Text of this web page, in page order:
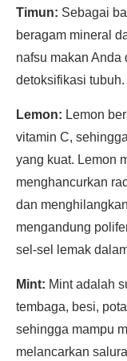
Timun: Sebagai
beragam mineral
nafsu makan Anda
detoksifikasi tubuh.
Lemon: Lemon
vitamin C,
yang kuat. Lemon
menghancurkan
dan
mengandung
sel-sel lemak
Mint: Mint adalah
tembaga, besi,
sehingga mampu
melancarkan